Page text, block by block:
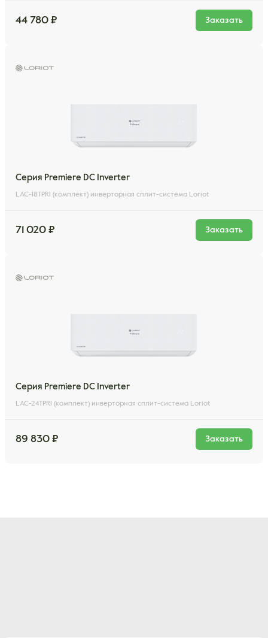
44 780 ₽ Заказать
Серия Premiere DC Inverter
LAC-18TPRI (комплект) инверторная сплит-система Loriot
71 020 ₽ Заказать
Серия Premiere DC Inverter
LAC-24TPRI (комплект) инверторная сплит-система Loriot
89 830 ₽ Заказать